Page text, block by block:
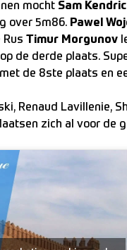
mocht Sam
over 5m86. Pawel
Rus Timur Morgunov
de derde plaats.
de 8ste plaats en
Renaud Lavillenie,
zich al voor de